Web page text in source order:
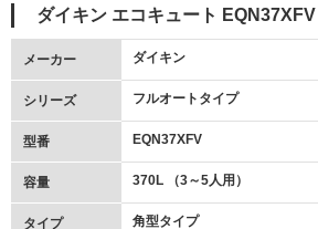
ダイキン エコキュート EQN37XFV
メーカー ダイキン
シリーズ フルオートタイプ
型番 EQN37XFV
容量 370L （3～5人用）
タイプ 角型タイプ